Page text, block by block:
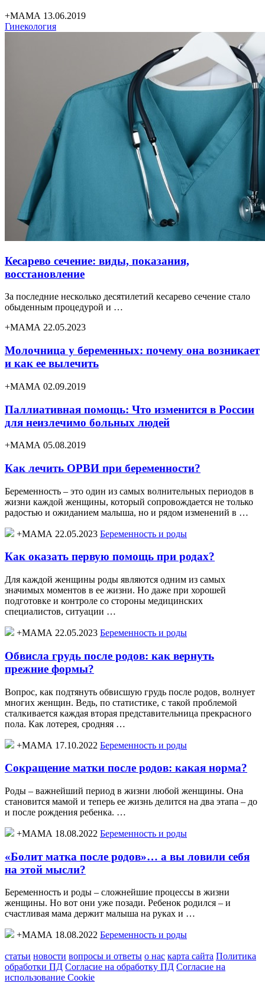
+МАМА 13.06.2019
Гинекология
Кесарево сечение: виды, показания,
восстановление
За последние несколько десятилетий кесарево сечение стало
обыденным процедурой и …
+МАМА 22.05.2023
Молочница у беременных: почему она возникает
и как ее вылечить
+МАМА 02.09.2019
Паллиативная помощь: Что изменится в России
для неизлечимо больных людей
+МАМА 05.08.2019
Как лечить ОРВИ при беременности?
Беременность – это один из самых волнительных периодов в
жизни каждой женщины, который сопровождается не только
радостью и ожиданием малыша, но и рядом изменений в …
+МАМА 22.05.2023 Беременность и роды
Как оказать первую помощь при родах?
Для каждой женщины роды являются одним из самых
значимых моментов в ее жизни. Но даже при хорошей
подготовке и контроле со стороны медицинских
специалистов, ситуации …
+МАМА 22.05.2023 Беременность и роды
Обвисла грудь после родов: как вернуть
прежние формы?
Вопрос, как подтянуть обвисшую грудь после родов, волнует
многих женщин. Ведь, по статистике, с такой проблемой
сталкивается каждая вторая представительница прекрасного
пола. Как лотерея, сродняя …
+МАМА 17.10.2022 Беременность и роды
Сокращение матки после родов: какая норма?
Роды – важнейший период в жизни любой женщины. Она
становится мамой и теперь ее жизнь делится на два этапа – до
и после рождения ребенка. …
+МАМА 18.08.2022 Беременность и роды
«Болит матка после родов»… а вы ловили себя
на этой мысли?
Беременность и роды – сложнейшие процессы в жизни
женщины. Но вот они уже позади. Ребенок родился – и
счастливая мама держит малыша на руках и …
+МАМА 18.08.2022 Беременность и роды
статьи новости вопросы и ответы о нас карта сайта Политика
обработки ПД Согласие на обработку ПД Согласие на
использование Cookie